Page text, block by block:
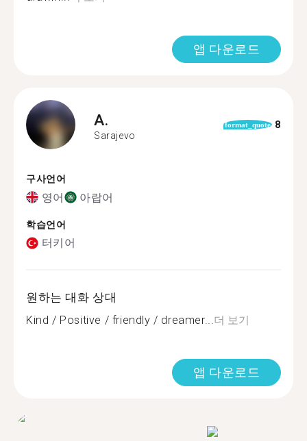
앱 다운로드
A.
Sarajevo
format_quote 8
구사언어
영어 아랍어
학습언어
터키어
원하는 대화 상대
Kind / Positive / friendly / dreamer...더 보기
앱 다운로드